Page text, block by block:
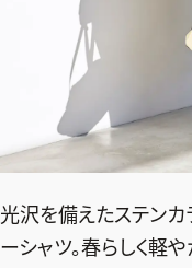
最新号試し読み
定期購読
購入
光沢を備えたステンカ
ーシャツ。春らしく軽